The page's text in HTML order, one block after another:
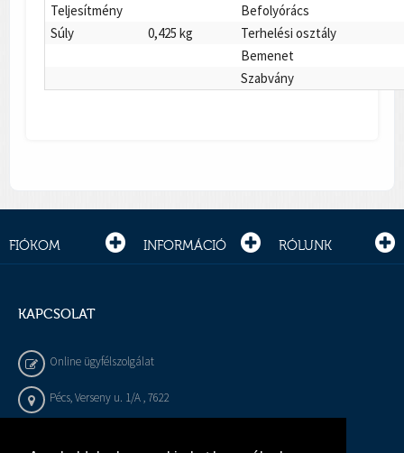
Teljesítmény
Befolyórács
Súly
0,425 kg
Terhelési osztály
Bemenet
Szabvány
FIÓKOM INFORMÁCIÓ RÓLUNK
KAPCSOLAT
Online ügyfélszolgálat
Pécs, Verseny u. 1/A , 7622